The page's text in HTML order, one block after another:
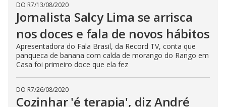
DO R7/13/08/2020
Jornalista Salcy Lima se arrisca
nos doces e fala de novos hábitos
Apresentadora do Fala Brasil, da Record TV, conta que
panqueca de banana com calda de morango do Rango em
Casa foi primeiro doce que ela fez
DO R7/26/08/2020
Cozinhar 'é terapia', diz André